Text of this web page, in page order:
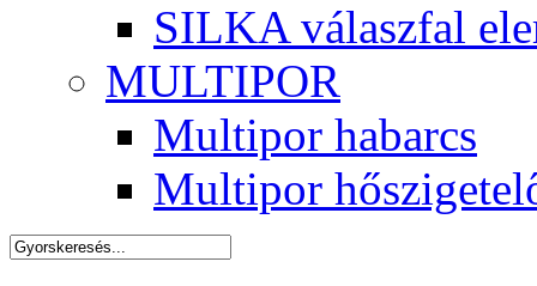
SILKA válaszfal
MULTIPOR
Multipor habarcs
Multipor